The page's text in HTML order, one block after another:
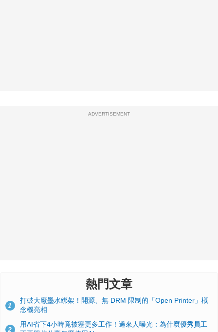
ADVERTISEMENT
熱門文章
1
打破大廠墨水綁架！開源、無 DRM 限制的「Open Printer」概
念機亮相
2
用AI省下4小時竟被塞更多工作！過來人曝光：為什麼優秀員工